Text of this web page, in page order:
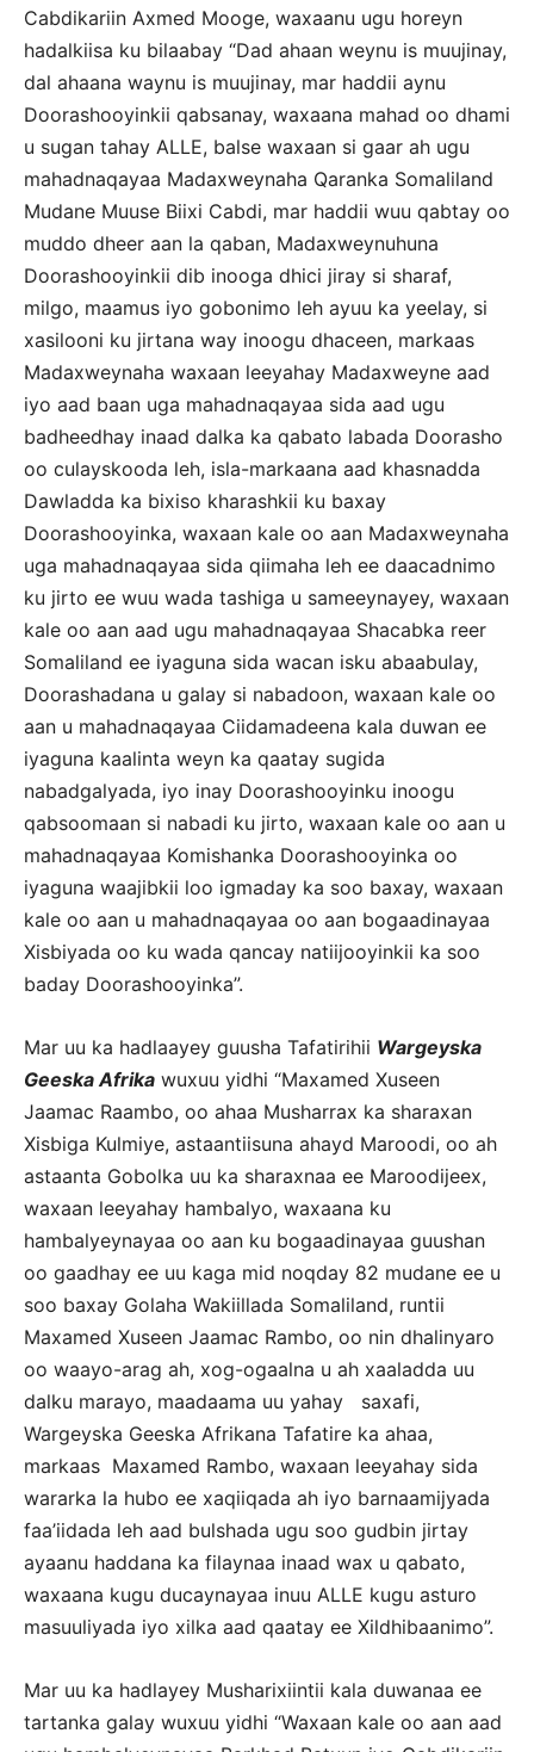
Cabdikariin Axmed Mooge, waxaanu ugu horeyn
hadalkiisa ku bilaabay “Dad ahaan weynu is muujinay,
dal ahaana waynu is muujinay, mar haddii aynu
Doorashooyinkii qabsanay, waxaana mahad oo dhami
u sugan tahay ALLE, balse waxaan si gaar ah ugu
mahadnaqayaa Madaxweynaha Qaranka Somaliland
Mudane Muuse Biixi Cabdi, mar haddii wuu qabtay oo
muddo dheer aan la qaban, Madaxweynuhuna
Doorashooyinkii dib inooga dhici jiray si sharaf,
milgo, maamus iyo gobonimo leh ayuu ka yeelay, si
xasilooni ku jirtana way inoogu dhaceen, markaas
Madaxweynaha waxaan leeyahay Madaxweyne aad
iyo aad baan uga mahadnaqayaa sida aad ugu
badheedhay inaad dalka ka qabato labada Doorasho
oo culayskooda leh, isla-markaana aad khasnadda
Dawladda ka bixiso kharashkii ku baxay
Doorashooyinka, waxaan kale oo aan Madaxweynaha
uga mahadnaqayaa sida qiimaha leh ee daacadnimo
ku jirto ee wuu wada tashiga u sameeynayey, waxaan
kale oo aan aad ugu mahadnaqayaa Shacabka reer
Somaliland ee iyaguna sida wacan isku abaabulay,
Doorashadana u galay si nabadoon, waxaan kale oo
aan u mahadnaqayaa Ciidamadeena kala duwan ee
iyaguna kaalinta weyn ka qaatay sugida
nabadgalyada, iyo inay Doorashooyinku inoogu
qabsoomaan si nabadi ku jirto, waxaan kale oo aan u
mahadnaqayaa Komishanka Doorashooyinka oo
iyaguna waajibkii loo igmaday ka soo baxay, waxaan
kale oo aan u mahadnaqayaa oo aan bogaadinayaa
Xisbiyada oo ku wada qancay natiijooyinkii ka soo
baday Doorashooyinka”.
Mar uu ka hadlaayey guusha Tafatirihii Wargeyska
Geeska Afrika wuxuu yidhi “Maxamed Xuseen
Jaamac Raambo, oo ahaa Musharrax ka sharaxan
Xisbiga Kulmiye, astaantiisuna ahayd Maroodi, oo ah
astaanta Gobolka uu ka sharaxnaa ee Maroodijeex,
waxaan leeyahay hambalyo, waxaana ku
hambalyeynayaa oo aan ku bogaadinayaa guushan
oo gaadhay ee uu kaga mid noqday 82 mudane ee u
soo baxay Golaha Wakiillada Somaliland, runtii
Maxamed Xuseen Jaamac Rambo, oo nin dhalinyaro
oo waayo-arag ah, xog-ogaalna u ah xaaladda uu
dalku marayo, maadaama uu yahay saxafi,
Wargeyska Geeska Afrikana Tafatire ka ahaa,
markaas Maxamed Rambo, waxaan leeyahay sida
wararka la hubo ee xaqiiqada ah iyo barnaamijyada
faa’iidada leh aad bulshada ugu soo gudbin jirtay
ayaanu haddana ka filaynaa inaad wax u qabato,
waxaana kugu ducaynayaa inuu ALLE kugu asturo
masuuliyada iyo xilka aad qaatay ee Xildhibaanimo”.
Mar uu ka hadlayey Musharixiintii kala duwanaa ee
tartanka galay wuxuu yidhi “Waxaan kale oo aan aad